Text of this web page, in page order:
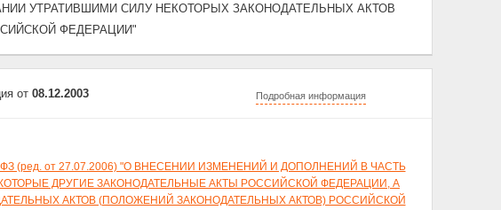
УТРАТИВШИМИ СИЛУ НЕКОТОРЫХ ЗАКОНОДАТЕЛЬНЫХ АКТОВ
ФЕДЕРАЦИИ"
от 08.12.2003 Подробная информация
ФЗ (ред. от 27.07.2006) "О ВНЕСЕНИИ ИЗМЕНЕНИЙ И ДОПОЛНЕНИЙ В ЧАСТЬ
ДРУГИЕ ЗАКОНОДАТЕЛЬНЫЕ АКТЫ РОССИЙСКОЙ ФЕДЕРАЦИИ, А
АКТОВ (ПОЛОЖЕНИЙ ЗАКОНОДАТЕЛЬНЫХ АКТОВ) РОССИЙСКОЙ